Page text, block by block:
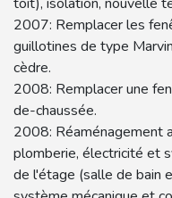
2007: Remplacer les
guillotines de type
cèdre.
2008: Remplacer une
de-chaussée.
2008: Réaménagement
plomberie, électricité et
de l'étage (salle de bain